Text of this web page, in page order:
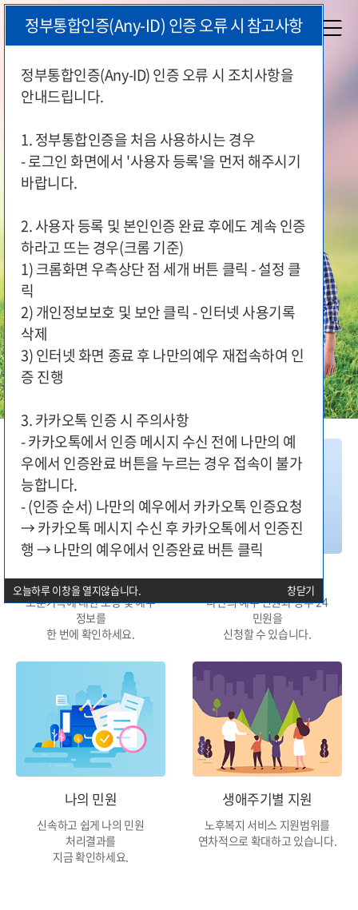
본
시
국가유공자와 보훈가족이 편리하게
지원 서비스를 이용하실 수 있도록
국가보훈부가 함께 합니다.
대상구분별 지원
보훈가족에 대한 보상 및 예우
정보를
한 번에 확인하세요.
민원신청
나만의 예우 민원과 정부 24
민원을
신청할 수 있습니다.
나의 민원
신속하고 쉽게 나의 민원
처리결과를
지금 확인하세요.
생애주기별 지원
노후복지 서비스 지원범위를
연차적으로 확대하고 있습니다.
정부통합인증(Any-ID) 인증 오류 시 참고사항
정부통합인증(Any-ID) 인증 오류 시 조치사항을
안내드립니다.
1. 정부통합인증을 처음 사용하시는 경우
- 로그인 화면에서 '사용자 등록'을 먼저 해주시기
바랍니다.
2. 사용자 등록 및 본인인증 완료 후에도 계속 인증
하라고 뜨는 경우(크롬 기준)
1) 크롬화면 우측상단 점 세개 버튼 클릭 - 설정 클
릭
2) 개인정보보호 및 보안 클릭 - 인터넷 사용기록
삭제
3) 인터넷 화면 종료 후 나만의예우 재접속하여 인
증 진행
3. 카카오톡 인증 시 주의사항
- 카카오톡에서 인증 메시지 수신 전에 나만의 예
우에서 인증완료 버튼을 누르는 경우 접속이 불가
능합니다.
- (인증 순서) 나만의 예우에서 카카오톡 인증요청
→ 카카오톡 메시지 수신 후 카카오톡에서 인증진
행 → 나만의 예우에서 인증완료 버튼 클릭
오늘하루 이창을 열지않습니다. 창닫기